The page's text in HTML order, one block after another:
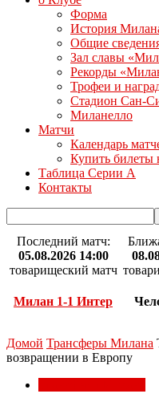
Форма
История
Общие
Зал славы
Рекорды
Трофеи и
Стадион Сан-
Миланелло
Матчи
Календарь
Купить билеты
Таблица Серии А
Контакты
Последний матч:
05.08.2026 14:00
товарищеский матч
Милан 1-1 Интер
Домой Трансферы Милана
возвращении в Европу